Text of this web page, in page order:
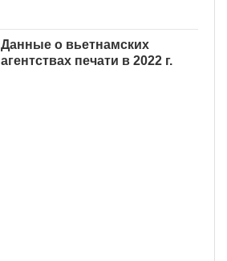
Данные о вьетнамских
агентствах печати в 2022 г.